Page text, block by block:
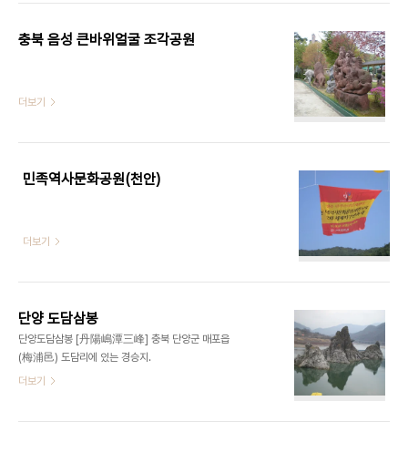
충북 음성 큰바위얼굴 조각공원
더보기
민족역사문화공원(천안)
더보기
단양 도담삼봉
단양도담삼봉 [丹陽嶋潭三峰] 충북 단양군 매포읍
(梅浦邑) 도담리에 있는 경승지.
더보기